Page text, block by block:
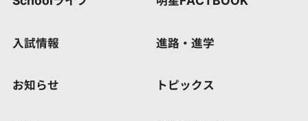
入試情報 進路・進学
お知らせ トピックス